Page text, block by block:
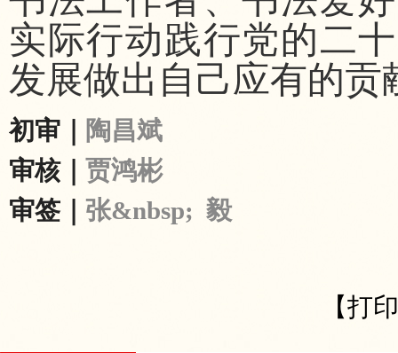
实际行动践行党的二
发展做出自己应有的贡
初审｜
陶昌斌
审核｜ 贾鸿彬
审签｜ 张&nbsp; 毅
【打